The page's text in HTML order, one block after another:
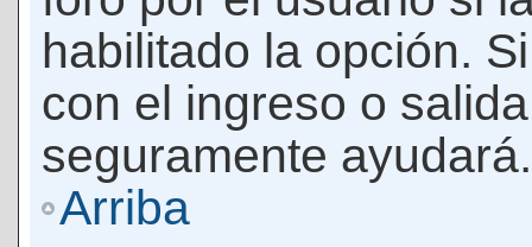
habilitado la opción.
con el ingreso o
seguramente ayudará.
Arriba